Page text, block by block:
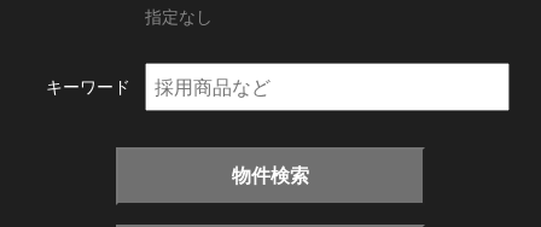
指定なし
キーワード
物件検索